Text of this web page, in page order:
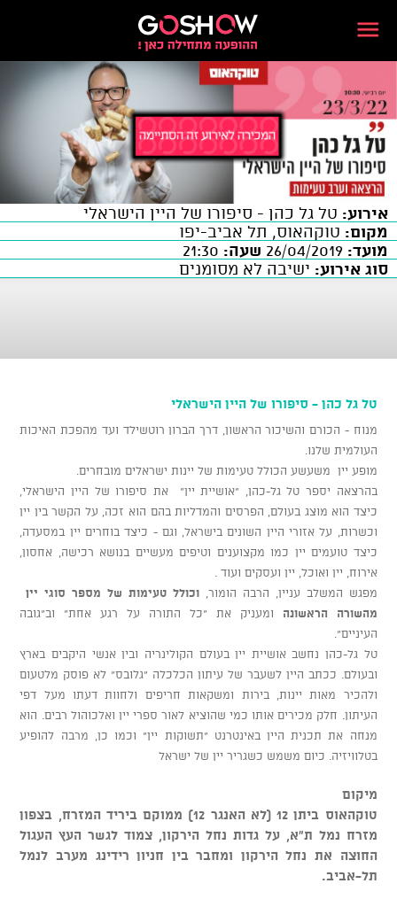
אירוע: טל גל כהן - סיפורו של היין הישראלי
מקום: טוקהאוס, תל אביב-יפו
מועד:
שעה:
סוג אירוע: ישיבה לא מסומנים
טל גל כהן - סיפורו של היין הישראלי
מנוח - הכורם והשיכור הראשון, דרך הברון רוטשילד ועד מהפכת האיכות
העולמית שלנו.
מופע יין משעשע הכולל טעימות של יינות ישראלים מובחרים.
בהרצאה יספר טל גל-כהן, "אושיית יין" את סיפורו של היין הישראלי,
כיצד הוא מוצג בעולם, הפרסים והמדליות בהם הוא זכה, על הקשר בין יין
וכשרות, על אזורי היין השונים בישראל, וגם - כיצד בוחרים יין במסעדה,
כיצד טועמים יין כמו מקצוענים וטיפים מעשיים בנושא רכישה, אחסון,
אירוח, יין ואוכל, יין ועסקים ועוד .
מפגש המשלב עניין, הרבה הומור, וכולל טעימות של מספר סוגי יין
מהשורה הראשונה ומעניק את "כל התורה על רגע אחת" וב"גובה
העיניים".
טל גל-כהן נחשב אושיית יין בעולם הקולינריה ובין אנשי היקבים בארץ
ובעולם. ככתב היין לשעבר של עיתון הכלכלה "גלובס" לא פוסק מלטעום
ולהכיר מאות יינות, בירות ומשקאות חריפים ולחוות דעתו מעל דפי
העיתון. חלק מכירים אותו כמי שהוציא לאור ספרי יין ואלכוהול רבים. הוא
מנחה את תכנית היין באינטרנט "תשוקות יין" וכמו כן, מרבה להופיע
בטלוויזיה. כיום משמש כשגריר יין של ישראל
מיקום
טוקהאוס ביתן 12 (לא האנגר 12) ממוקם ביריד המזרח, בצפון
מזרח נמל ת"א, על גדות נחל הירקון, צמוד לגשר העץ העגול
החוצה את נחל הירקון ומחבר בין חניון רידינג מערב לנמל
תל-אביב.